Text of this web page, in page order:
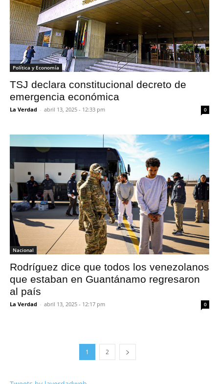
Política y Economía
TSJ declara constitucional decreto de
emergencia económica
La Verdad - abril 13, 2025 - 12:33 pm 0
Nacional
Rodríguez dice que todos los venezolanos
que estaban en Guantánamo regresaron
al país
La Verdad - abril 13, 2025 - 12:17 pm 0
1 2